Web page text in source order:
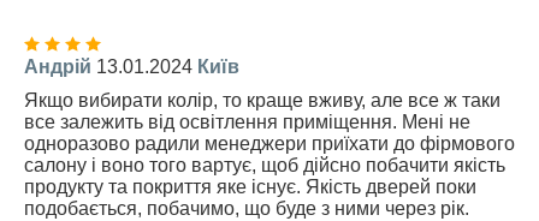
Андрій 13.01.2024 Київ
Якщо вибирати колір, то краще вживу, але все ж таки
все залежить від освітлення приміщення. Мені не
одноразово радили менеджери приїхати до фірмового
салону і воно того вартує, щоб дійсно побачити якість
продукту та покриття яке існує. Якість дверей поки
подобається, побачимо, що буде з ними через рік.